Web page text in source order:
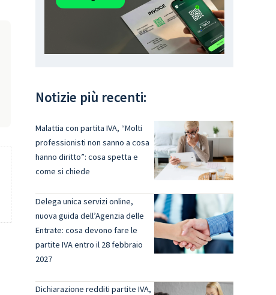
Notizie più recenti:
Malattia con partita IVA, “Molti
professionisti non sanno a cosa
hanno diritto”: cosa spetta e
come si chiede
Delega unica servizi online,
nuova guida dell’Agenzia delle
Entrate: cosa devono fare le
partite IVA entro il 28 febbraio
2027
Dichiarazione redditi partite IVA,